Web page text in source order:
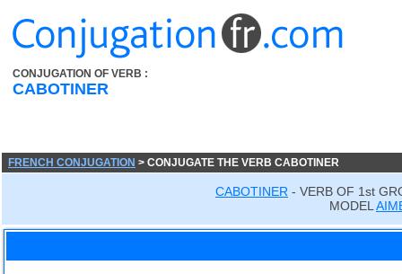
CONJUGATION OF VERB :
CABOTINER
FRENCH CONJUGATION > CONJUGATE THE VERB CABOTINER
CABOTINER - VERB OF 1st
MODEL